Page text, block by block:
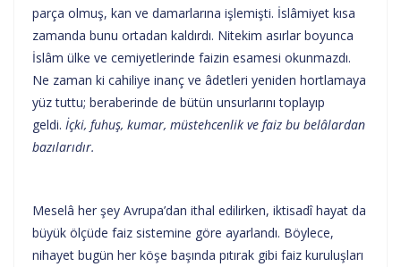
parça olmuş, kan ve damarlarına işlemişti. İslâmiyet kısa
zamanda bunu ortadan kaldırdı. Nitekim asırlar boyunca
İslâm ülke ve cemiyetlerinde faizin esamesi okunmazdı.
Ne zaman ki cahiliye inanç ve âdetleri yeniden hortlamaya
yüz tuttu; beraberinde de bütün unsurlarını toplayıp
geldi. İçki, fuhuş, kumar, müstehcenlik ve faiz bu belâlardan
bazılarıdır.
Meselâ her şey Avrupa’dan ithal edilirken, iktisadî hayat da
büyük ölçüde faiz sistemine göre ayarlandı. Böylece,
nihayet bugün her köşe başında pıtırak gibi faiz kuruluşları